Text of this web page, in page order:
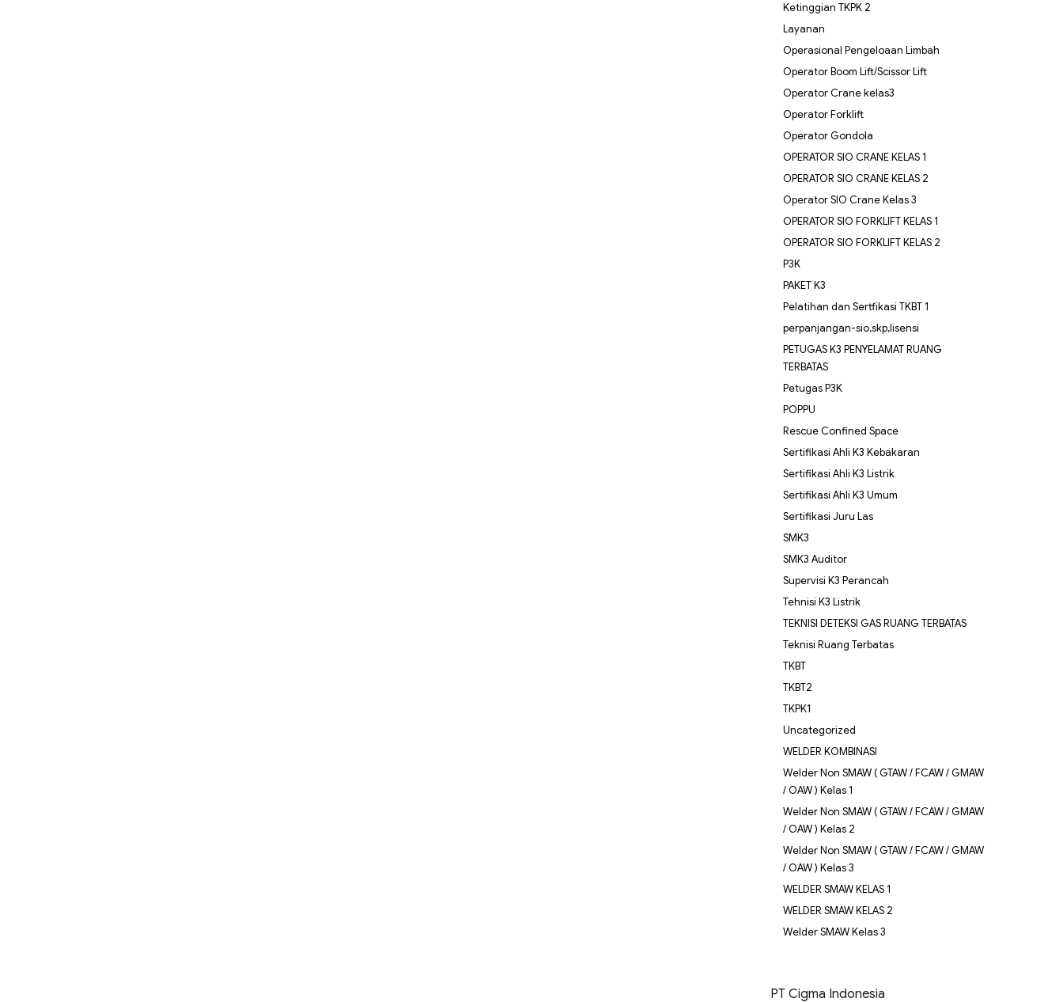
Ketinggian TKPK 2
Layanan
Operasional Pengeloaan Limbah
Operator Boom Lift/Scissor Lift
Operator Crane kelas3
Operator Forklift
Operator Gondola
OPERATOR SIO CRANE KELAS 1
OPERATOR SIO CRANE KELAS 2
Operator SIO Crane Kelas 3
OPERATOR SIO FORKLIFT KELAS 1
OPERATOR SIO FORKLIFT KELAS 2
P3K
PAKET K3
Pelatihan dan Sertfikasi TKBT 1
perpanjangan-sio,skp,lisensi
PETUGAS K3 PENYELAMAT RUANG
TERBATAS
Petugas P3K
POPPU
Rescue Confined Space
Sertifikasi Ahli K3 Kebakaran
Sertifikasi Ahli K3 Listrik
Sertifikasi Ahli K3 Umum
Sertifikasi Juru Las
SMK3
SMK3 Auditor
Supervisi K3 Perancah
Tehnisi K3 Listrik
TEKNISI DETEKSI GAS RUANG TERBATAS
Teknisi Ruang Terbatas
TKBT
TKBT2
TKPK1
Uncategorized
WELDER KOMBINASI
Welder Non SMAW ( GTAW / FCAW / GMAW
/ OAW ) Kelas 1
Welder Non SMAW ( GTAW / FCAW / GMAW
/ OAW ) Kelas 2
Welder Non SMAW ( GTAW / FCAW / GMAW
/ OAW ) Kelas 3
WELDER SMAW KELAS 1
WELDER SMAW KELAS 2
Welder SMAW Kelas 3
PT Cigma Indonesia